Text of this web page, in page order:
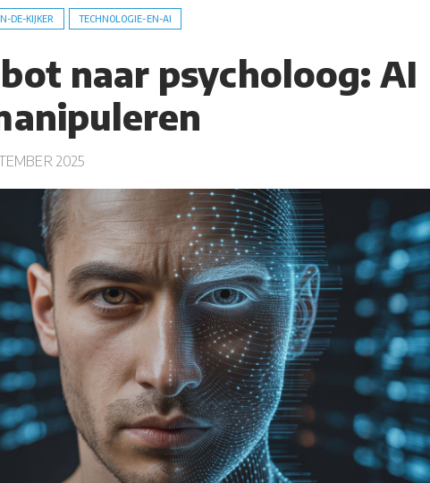
DE-KIJKER TECHNOLOGIE-EN-AI
naar psycholoog: AI
2025